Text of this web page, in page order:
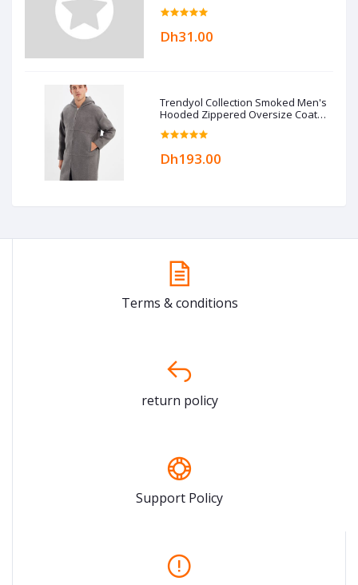
Dh31.00
Trendyol Collection Smoked Men's
Hooded Zippered Oversize Coat
TMNAW22KB0050
Dh193.00
Terms & conditions
return policy
Support Policy